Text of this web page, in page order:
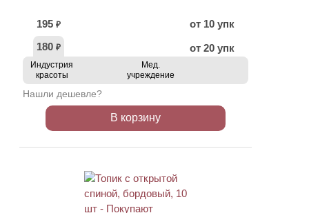
195 ₽
от 10 упк
180 ₽ от 20 упк
Индустрия
красоты
Мед.
учреждение
Нашли дешевле?
В корзину